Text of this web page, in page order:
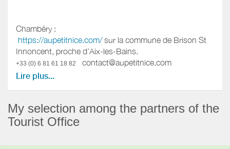
Chambéry :
https://aupetitnice.com/sur la commune de Brison St
Innoncent, proche d’Aix-les-Bains.
+33 (0) 6 81 61 18 82
contact@aupetitnice.com
Petit coin de paradis à 500 mètre du lac du Bourget.
Lyon :
Lire plus...
My selection among the partners of the
Tourist Office